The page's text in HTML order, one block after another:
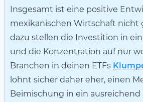
Insgesamt ist eine positive
mexikanischen Wirtschaft nicht
dazu stellen die Investition in
und die Konzentration auf nur
Branchen in deinen ETFs
lohnt sicher daher eher, einen
Beimischung in ein ausreichend